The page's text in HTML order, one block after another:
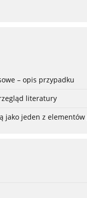
– opis przypadku
literatury
jako jeden z